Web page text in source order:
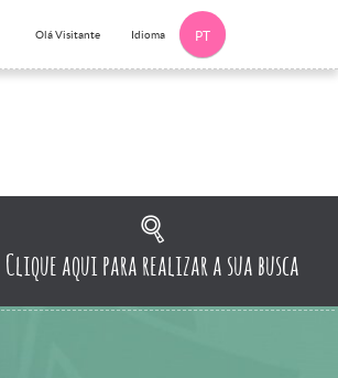
Olá Visitante Idioma PT
Clique aqui para realizar a sua busca